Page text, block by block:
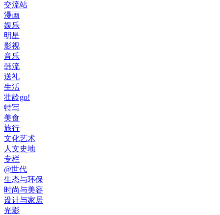
交流站
漫画
娱乐
明星
影视
音乐
韩流
送礼
生活
壮龄go!
特写
美食
旅行
文化艺术
人文史地
专栏
@世代
生态与环保
时尚与美容
设计与家居
光影